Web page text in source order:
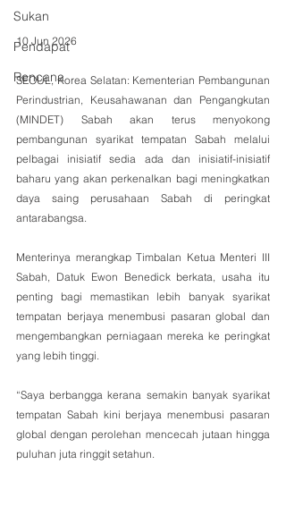
Sukan
Pendapat
Rencana
10 Jun 2026
SEOUL, Korea Selatan: Kementerian Pembangunan
Perindustrian, Keusahawanan dan Pengangkutan
(MINDET) Sabah akan terus menyokong
pembangunan syarikat tempatan Sabah melalui
pelbagai inisiatif sedia ada dan inisiatif-inisiatif
baharu yang akan perkenalkan bagi meningkatkan
daya saing perusahaan Sabah di peringkat
antarabangsa.
Menterinya merangkap Timbalan Ketua Menteri III
Sabah, Datuk Ewon Benedick berkata, usaha itu
penting bagi memastikan lebih banyak syarikat
tempatan berjaya menembusi pasaran global dan
mengembangkan perniagaan mereka ke peringkat
yang lebih tinggi.
“Saya berbangga kerana semakin banyak syarikat
tempatan Sabah kini berjaya menembusi pasaran
global dengan perolehan mencecah jutaan hingga
puluhan juta ringgit setahun.